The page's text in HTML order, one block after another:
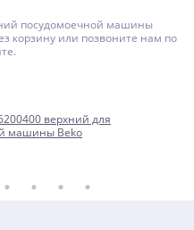
посудомоечной машины
корзину или позвоните нам по
верхний для
машины Beko